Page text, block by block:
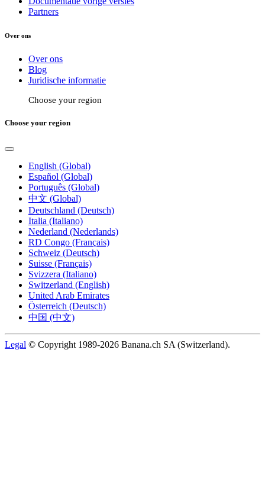
Partners
Over ons
Over ons
Blog
Juridische informatie
Choose your region
Choose your region
English (Global)
Español (Global)
Português (Global)
中文 (Global)
Deutschland (Deutsch)
Italia (Italiano)
Nederland (Nederlands)
RD Congo (Français)
Schweiz (Deutsch)
Suisse (Français)
Svizzera (Italiano)
Switzerland (English)
United Arab Emirates
Österreich (Deutsch)
中国 (中文)
Legal © Copyright 1989-2026 Banana.ch SA (Switzerland).